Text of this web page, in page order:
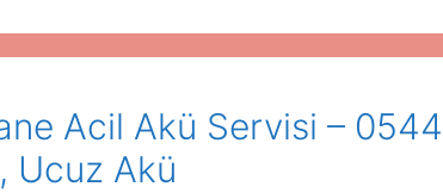
Acil Akü Servisi –
Ucuz Akü